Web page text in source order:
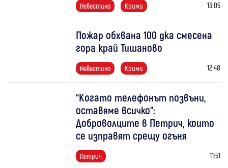
Невестино Крими 13:05
Пожар обхвана 100 дка смесена
гора край Тишаново
Невестино Крими 12:48
“Когато телефонът позвъни,
оставяме всичко“:
Доброволците в Петрич, които
се изправят срещу огъня
Петрич 11:51